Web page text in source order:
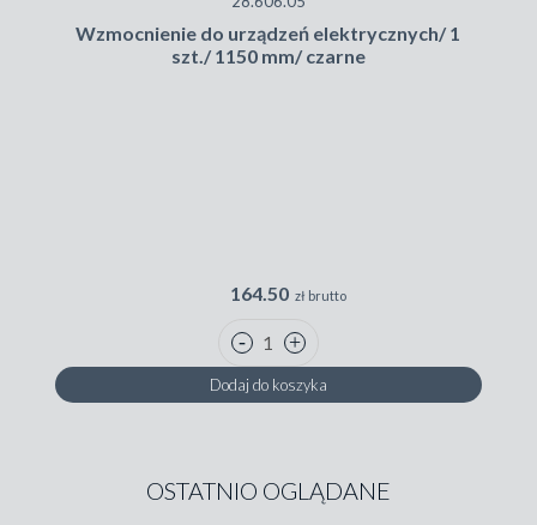
Wzmocnienie do urządzeń elektrycznych/ 1
szt./ 1150 mm/ czarne
164.50 zł brutto
Dodaj do koszyka
OSTATNIO OGLĄDANE